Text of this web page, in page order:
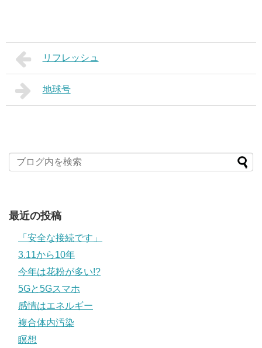
リフレッシュ
地球号
最近の投稿
「安全な接続です」
3.11から10年
今年は花粉が多い!?
5Gと5Gスマホ
感情はエネルギー
複合体内汚染
瞑想